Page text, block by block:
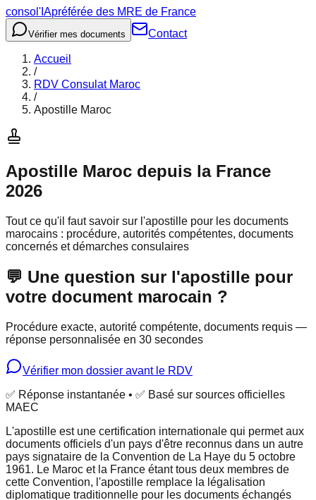
consol 'IApréférée des MRE de France
Vérifier mes documents Contact
Accueil
/
RDV Consulat Maroc
/
Apostille Maroc
Apostille Maroc depuis la France
2026
Tout ce qu'il faut savoir sur l'apostille pour les documents
marocains : procédure, autorités compétentes, documents
concernés et démarches consulaires
💬 Une question sur l'apostille pour
votre document marocain ?
Procédure exacte, autorité compétente, documents requis —
réponse personnalisée en 30 secondes
Vérifier mon dossier avant le RDV
✅ Réponse instantanée • ✅ Basé sur sources officielles
MAEC
L'apostille est une certification internationale qui permet aux
documents officiels d'un pays d'être reconnus dans un autre
pays signataire de la Convention de La Haye du 5 octobre
1961. Le Maroc et la France étant tous deux membres de
cette Convention, l'apostille remplace la légalisation
diplomatique traditionnelle pour les documents échangés